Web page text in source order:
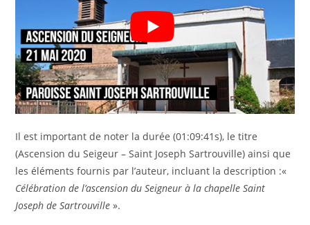
Il est important de noter la durée (01:09:41s), le titre
(Ascension du Seigeur – Saint Joseph Sartrouville) ainsi que
les éléments fournis par l’auteur, incluant la description :«
Célébration de l’ascension du Seigneur à la chapelle Saint
Joseph de Sartrouville».